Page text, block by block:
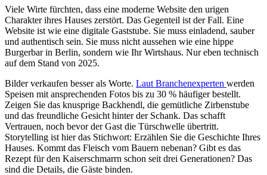
Viele Wirte fürchten, dass eine moderne Website den urigen
Charakter ihres Hauses zerstört. Das Gegenteil ist der Fall. Eine
Website ist wie eine digitale Gaststube. Sie muss einladend, sauber
und authentisch sein. Sie muss nicht aussehen wie eine hippe
Burgerbar in Berlin, sondern wie Ihr Wirtshaus. Nur eben technisch
auf dem Stand von 2025.
Bilder verkaufen besser als Worte. Laut Branchenexperten werden
Speisen mit ansprechenden Fotos bis zu 30 % häufiger bestellt.
Zeigen Sie das knusprige Backhendl, die gemütliche Zirbenstube
und das freundliche Gesicht hinter der Schank. Das schafft
Vertrauen, noch bevor der Gast die Türschwelle übertritt.
Storytelling ist hier das Stichwort: Erzählen Sie die Geschichte Ihres
Hauses. Kommt das Fleisch vom Bauern nebenan? Gibt es das
Rezept für den Kaiserschmarrn schon seit drei Generationen? Das
sind die Details, die Gäste binden.